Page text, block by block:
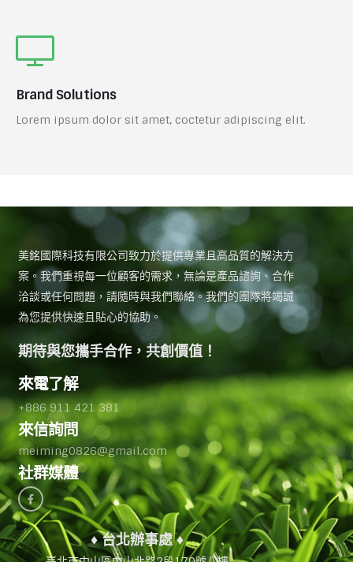
Brand Solutions
Lorem ipsum dolor sit amet, coctetur adipiscing elit.
美銘國際科技有限公司致力於提供專業且高品質的解決方
案。我們重視每一位顧客的需求，無論是產品諮詢、合作
洽談或任何問題，請隨時與我們聯絡。我們的團隊將竭誠
為您提供快速且貼心的協助。
期待與您攜手合作，共創價值！
來電了解
+886 911 421 381
來信詢問
meiming0826@gmail.com
社群媒體
♦ 台北辦事處 ♦